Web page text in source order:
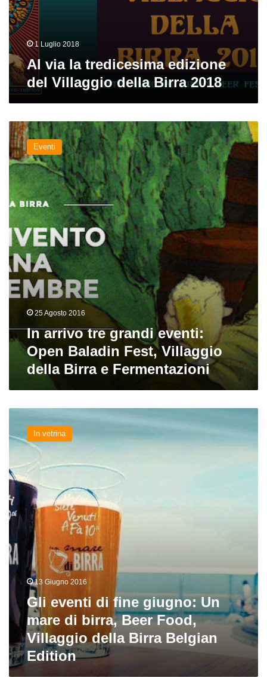
Villaggio
della
Birra
2018
1 Luglio 2018
Al via la tredicesima edizione
del Villaggio della Birra 2018
In
arrivo
tre
grandi
eventi:
Baladin
Villaggio
della
Birra
e
Fermentazioni
Eventi
25 Agosto 2016
In arrivo tre grandi eventi:
Open Baladin Fest, Villaggio
della Birra e Fermentazioni
eventi
di
fine
giugno:
Un
di
birra,
Beer
Villaggio
della
Birra
Belgian
Edition
In vetrina
13 Giugno 2016
Gli eventi di fine giugno: Un
mare di birra, Beer Food,
Villaggio della Birra Belgian
Edition